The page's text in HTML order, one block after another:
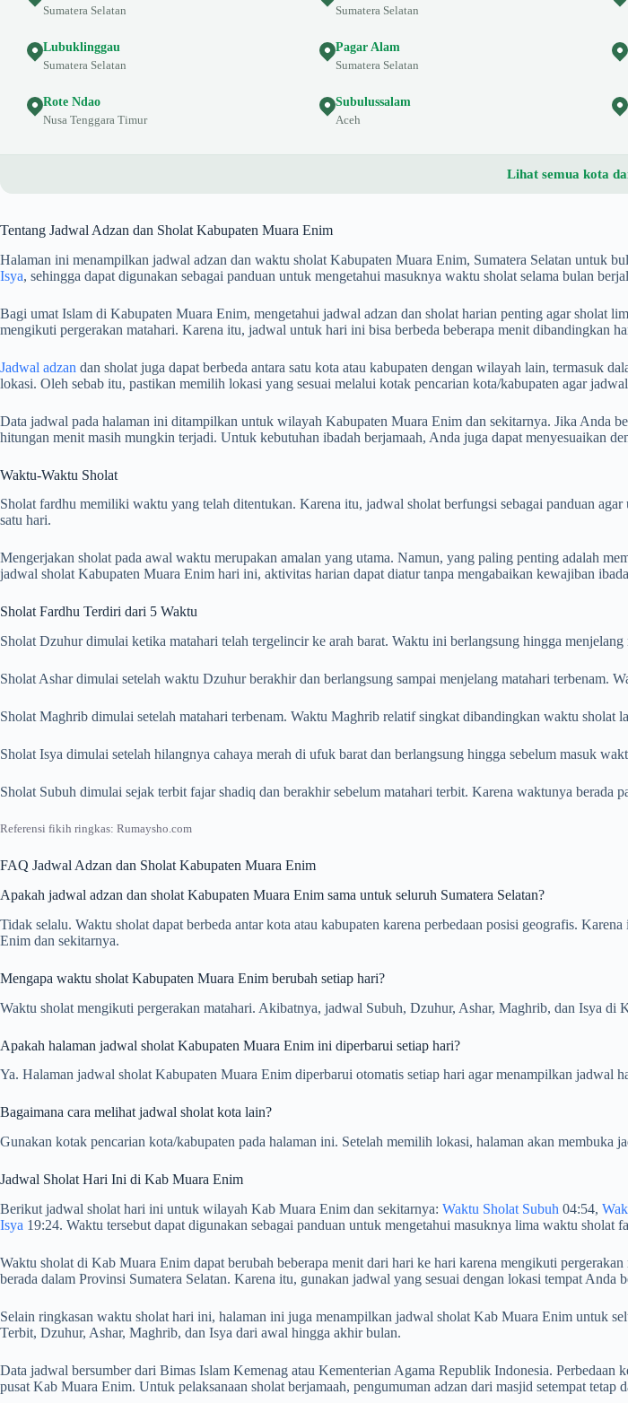
Sumatera Selatan
Sumatera Selatan
Lubuklinggau
Sumatera Selatan
Pagar Alam
Sumatera Selatan
Rote Ndao
Nusa Tenggara Timur
Subulussalam
Aceh
Lihat semua kota
Tentang Jadwal Adzan dan Sholat Kabupaten Muara Enim
Halaman ini menampilkan jadwal adzan dan waktu sholat Kabupaten Muara Enim, Sumatera Selatan untuk
Isya, sehingga dapat digunakan sebagai panduan untuk mengetahui masuknya waktu sholat selama bulan
Bagi umat Islam di Kabupaten Muara Enim, mengetahui jadwal adzan dan sholat harian penting agar sholat
mengikuti pergerakan matahari. Karena itu, jadwal untuk hari ini bisa berbeda beberapa menit dibandingkan
Jadwal adzan dan sholat juga dapat berbeda antara satu kota atau kabupaten dengan wilayah lain, termasuk
lokasi. Oleh sebab itu, pastikan memilih lokasi yang sesuai melalui kotak pencarian kota/kabupaten agar
Data jadwal pada halaman ini ditampilkan untuk wilayah Kabupaten Muara Enim dan sekitarnya. Jika Anda
hitungan menit masih mungkin terjadi. Untuk kebutuhan ibadah berjamaah, Anda juga dapat menyesuaikan
Waktu-Waktu Sholat
Sholat fardhu memiliki waktu yang telah ditentukan. Karena itu, jadwal sholat berfungsi sebagai panduan
satu hari.
Mengerjakan sholat pada awal waktu merupakan amalan yang utama. Namun, yang paling penting adalah
jadwal sholat Kabupaten Muara Enim hari ini, aktivitas harian dapat diatur tanpa mengabaikan kewajiban
Sholat Fardhu Terdiri dari 5 Waktu
Sholat Dzuhur dimulai ketika matahari telah tergelincir ke arah barat. Waktu ini berlangsung hingga
Sholat Ashar dimulai setelah waktu Dzuhur berakhir dan berlangsung sampai menjelang matahari terbenam.
Sholat Maghrib dimulai setelah matahari terbenam. Waktu Maghrib relatif singkat dibandingkan waktu sholat
Sholat Isya dimulai setelah hilangnya cahaya merah di ufuk barat dan berlangsung hingga sebelum masuk
Sholat Subuh dimulai sejak terbit fajar shadiq dan berakhir sebelum matahari terbit. Karena waktunya
Referensi fikih ringkas: Rumaysho.com
FAQ Jadwal Adzan dan Sholat Kabupaten Muara Enim
Apakah jadwal adzan dan sholat Kabupaten Muara Enim sama untuk seluruh Sumatera Selatan?
Tidak selalu. Waktu sholat dapat berbeda antar kota atau kabupaten karena perbedaan posisi geografis.
Enim dan sekitarnya.
Mengapa waktu sholat Kabupaten Muara Enim berubah setiap hari?
Waktu sholat mengikuti pergerakan matahari. Akibatnya, jadwal Subuh, Dzuhur, Ashar, Maghrib, dan Isya di
Apakah halaman jadwal sholat Kabupaten Muara Enim ini diperbarui setiap hari?
Ya. Halaman jadwal sholat Kabupaten Muara Enim diperbarui otomatis setiap hari agar menampilkan jadwal
Bagaimana cara melihat jadwal sholat kota lain?
Gunakan kotak pencarian kota/kabupaten pada halaman ini. Setelah memilih lokasi, halaman akan membuka
Jadwal Sholat Hari Ini di Kab Muara Enim
Berikut jadwal sholat hari ini untuk wilayah Kab Muara Enim dan sekitarnya: Waktu Sholat Subuh 04:54,
Isya 19:24. Waktu tersebut dapat digunakan sebagai panduan untuk mengetahui masuknya lima waktu sholat
Waktu sholat di Kab Muara Enim dapat berubah beberapa menit dari hari ke hari karena mengikuti
berada dalam Provinsi Sumatera Selatan. Karena itu, gunakan jadwal yang sesuai dengan lokasi tempat Anda
Selain ringkasan waktu sholat hari ini, halaman ini juga menampilkan jadwal sholat Kab Muara Enim untuk
Terbit, Dzuhur, Ashar, Maghrib, dan Isya dari awal hingga akhir bulan.
Data jadwal bersumber dari Bimas Islam Kemenag atau Kementerian Agama Republik Indonesia.
pusat Kab Muara Enim. Untuk pelaksanaan sholat berjamaah, pengumuman adzan dari masjid setempat tetap